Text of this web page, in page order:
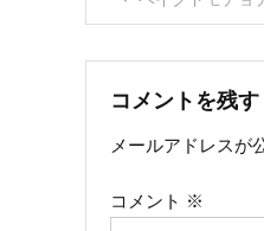
ナ
ビ
ゲ
コメントを残す
メールアドレスが
コメント ※